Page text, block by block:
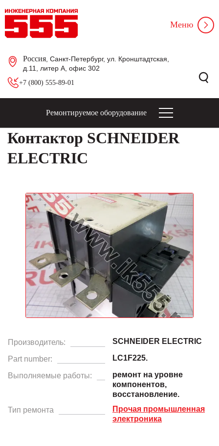
Россия , Санкт-Петербург, ул. Кронштадтская,
д.11, литер А, офис 302
+7 (800) 555-89-01
Меню
Ремонтируемое оборудование
Контактор SCHNEIDER
ELECTRIC
Производитель: SCHNEIDER ELECTRIC
Part number: LC1F225.
Выполняемые работы:
ремонт на уровне
компонентов,
восстановление.
Тип ремонта
Прочая промышленная
электроника